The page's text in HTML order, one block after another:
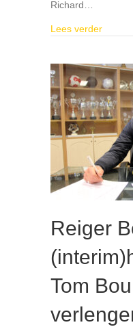
Richard…
Lees verderabout
Reiger
Tom